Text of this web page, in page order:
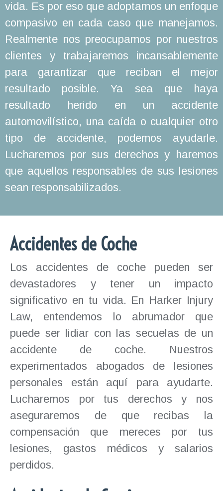
vida. Es por eso que adoptamos un enfoque
compasivo en cada caso que manejamos.
Realmente nos preocupamos por nuestros
clientes y trabajaremos incansablemente
para garantizar que reciban el mejor
resultado posible. Ya sea que haya
resultado herido en un accidente
automovilístico, una caída o cualquier otro
tipo de accidente, podemos ayudarle.
Lucharemos por sus derechos y haremos
que aquellos responsables de sus lesiones
sean responsabilizados.
Accidentes de Coche
Los accidentes de coche pueden ser
devastadores y tener un impacto
significativo en tu vida. En Harker Injury
Law, entendemos lo abrumador que
puede ser lidiar con las secuelas de un
accidente de coche. Nuestros
experimentados abogados de lesiones
personales están aquí para ayudarte.
Lucharemos por tus derechos y nos
aseguraremos de que recibas la
compensación que mereces por tus
lesiones, gastos médicos y salarios
perdidos.